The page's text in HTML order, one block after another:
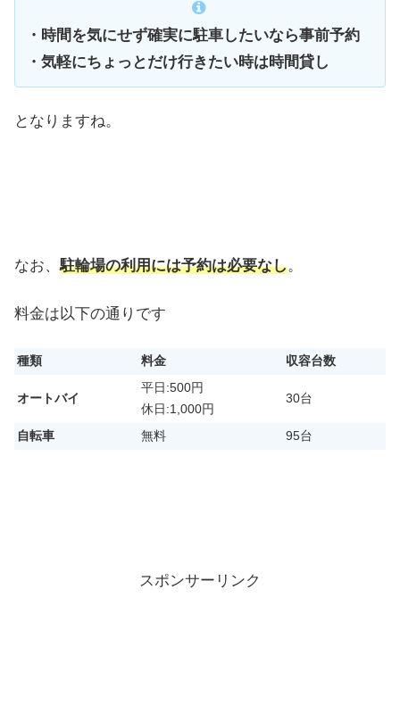
・時間を気にせず確実に駐車したいなら事前予約
・気軽にちょっとだけ行きたい時は時間貸し
となりますね。
なお、駐輪場の利用には予約は必要なし。
料金は以下の通りです
種類 料金 収容台数
オートバイ
平日:500円
休日:1,000円
30台
自転車 無料 95台
スポンサーリンク